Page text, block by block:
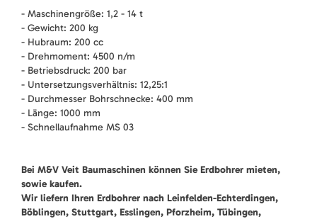
- Maschinengröße: 1,2 - 14 t
- Gewicht: 200 kg
- Hubraum: 200 cc
- Drehmoment: 4500 n/m
- Betriebsdruck: 200 bar
- Untersetzungsverhältnis: 12,25:1
- Durchmesser Bohrschnecke: 400 mm
- Länge: 1000 mm
- Schnellaufnahme MS 03
Bei M&V Veit Baumaschinen können Sie Erdbohrer mieten,
sowie kaufen.
Wir liefern Ihren Erdbohrer nach Leinfelden-Echterdingen,
Böblingen, Stuttgart, Esslingen, Pforzheim, Tübingen,